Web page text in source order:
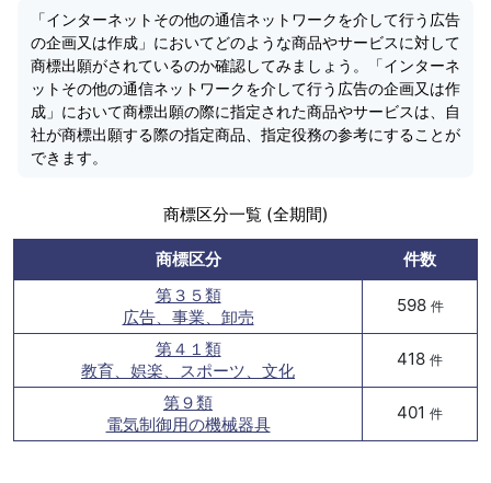
「インターネットその他の通信ネットワークを介して行う広告
の企画又は作成」においてどのような商品やサービスに対して
商標出願がされているのか確認してみましょう。「インターネ
ットその他の通信ネットワークを介して行う広告の企画又は作
成」において商標出願の際に指定された商品やサービスは、自
社が商標出願する際の指定商品、指定役務の参考にすることが
できます。
商標区分一覧 (全期間)
商標区分
件数
第３５類
広告、事業、卸売
598 件
第４１類
教育、娯楽、スポーツ、文化
418 件
第９類
電気制御用の機械器具
401 件